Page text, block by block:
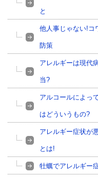
と
他人事じゃない!コ
防策
アレルギーは現代
当?
アルコールによっ
はどういうもの?
アレルギー症状が
とは!
牡蠣でアレルギー